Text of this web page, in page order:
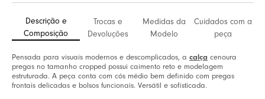
Descrição e
Composição
Trocas e
Devoluções
Medidas da
Modelo
Cuidados com a
peça
Pensada para visuais modernos e descomplicados, a calça cenoura
pregas no tamanho cropped possui caimento reto e modelagem
estruturada. A peça conta com cós médio bem definido com pregas
frontais delicadas e bolsos funcionais. Versátil e sofisticada.